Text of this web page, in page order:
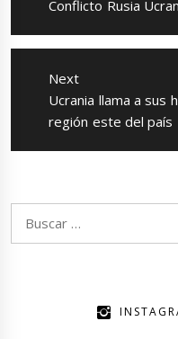
Previous
Conflicto Rusia
Next
Next
post:
Ucrania llama a sus
región este del país